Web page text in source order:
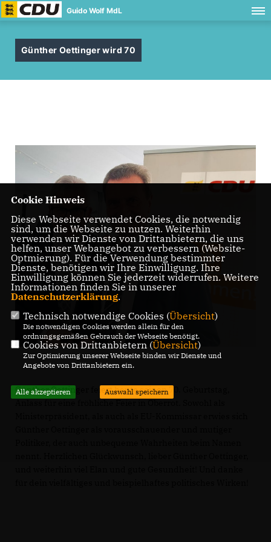
Guido Wolf MdL
Günther Oettinger wird 70
Günther Oettinger feiert heute seinen 70. Geburtstag,
Cookie Hinweis
Diese Webseite verwendet Cookies, die notwendig
sind, um die Webseite zu nutzen. Weiterhin
verwenden wir Dienste von Drittanbietern, die uns
helfen, unser Webangebot zu verbessern (Website-
Optmierung). Für die Verwendung bestimmter
Dienste, benötigen wir Ihre Einwilligung. Ihre
Einwilligung können Sie jederzeit widerrufen. Weitere
Informationen finden Sie in unserer
Datenschutzerklärung.
Technisch notwendige Cookies (Übersicht)
Die notwendigen Cookies werden allein für den
ordnungsgemäßen Gebrauch der Webseite benötigt.
Cookies von Drittanbietern (Übersicht)
Zur Optimierung unserer Webseite binden wir Dienste und
Angebote von Drittanbietern ein.
Alle akzeptieren Auswahl speichern